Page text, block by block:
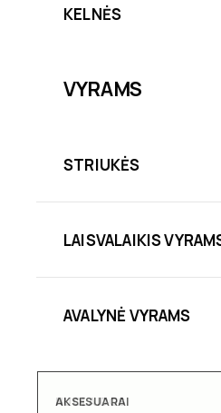
KELNĖS
VYRAMS
STRIUKĖS
LAISVALAIKIS
AVALYNĖ VYRAMS
AKSESUARAI